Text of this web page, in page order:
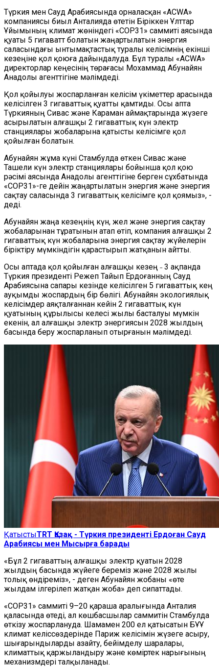
Түркия мен Сауд Арабиясында орналасқан «ACWA»
компаниясы биыл Анталияда өтетін Біріккен Ұлттар
Ұйымының климат жөніндегі «COP31» саммиті аясында
қуаты 5 гигаватт болатын жаңартылатын энергия
саласындағы ынтымақтастық туралы келісімнің екінші
кезеңіне қол қоюға дайындалуда. Бұл туралы «ACWA»
директорлар кеңесінің төрағасы Мохаммад Абунайян
Aнадолы агенттігіне мәлімдеді.
Қол қойылуы жоспарланған келісім үкіметтер арасында
келісілген 3 гигаваттық қуатты қамтиды. Осы апта
Түркияның Сивас және Караман аймақтарында жүзеге
асырылатын алғашқы 2 гигаваттық күн электр
станциялары жобаларына қатысты келісімге қол
қойылған болатын.
Абунайян жұма күні Стамбулда өткен Сивас және
Ташели күн электр станциялары бойынша қол қою
рәсімі аясында Aнадолы агенттігіне берген сұхбатында
«COP31»-ге дейін жаңартылатын энергия және энергия
сақтау саласында 3 гигаваттық келісімге қол қоямыз», -
деді.
Абунайян жаңа кезеңнің күн, жел және энергия сақтау
жобаларынан тұратынын атап өтіп, компания алғашқы 2
гигаваттық күн жобаларына энергия сақтау жүйелерін
біріктіру мүмкіндігін қарастырып жатқанын айтты.
Осы аптада қол қойылған алғашқы кезең ˗ 3 ақпанда
Түркия президенті Режеп Тайып Ердоғанның Сауд
Арабиясына сапары кезінде келісілген 5 гигаваттық кең
ауқымды жоспардың бір бөлігі. Абунайян экологиялық
келісімдер аяқталғаннан кейін 2 гигаваттық күн
қуатының құрылысы келесі жылы басталуы мүмкін
екенін, ал алғашқы электр энергиясын 2028 жылдың
басында беру жоспарланып отырғанын мәлімдеді.
ҚатыстыTRT Қазақ - Түркия президенті Ердоған Сауд
Арабиясы мен Мысырға барады
«Бұл 2 гигаваттың алғашқы электр қуатын 2028
жылдың басында жүйеге береміз және 2028 жылы
толық өндіреміз», - деген Абунайян жобаны «өте
жылдам ілгерілеп жатқан жоба» деп сипаттады.
«COP31» саммиті 9–20 қараша аралығында Анталия
қаласында өтеді, ал көшбасшылар саммитін Стамбулда
өткізу жоспарлануда. Шамамен 200 ел қатысатын БҰҰ
климат келіссөздерінде Париж келісімін жүзеге асыру,
шығарындыларды азайту, бейімделу шаралары,
климаттық қаржыландыру және көміртек нарығының
механизмдері талқыланады.